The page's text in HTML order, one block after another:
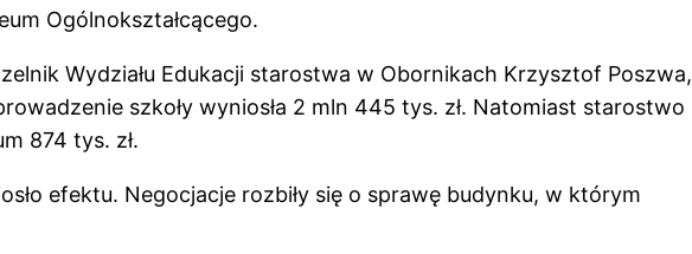
Ogólnokształcącego.
Wydziału Edukacji starostwa w Obornikach Krzysztof Poszwa,
szkoły wyniosła 2 mln 445 tys. zł. Natomiast starostwo
874 tys. zł.
efektu. Negocjacje rozbiły się o sprawę budynku, w którym